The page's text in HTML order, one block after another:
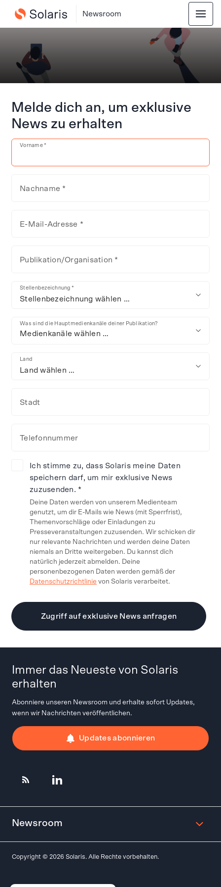
Newsroom
Melde dich an, um exklusive
News zu erhalten
Vorname *
Nachname *
E-Mail-Adresse *
Publikation/Organisation *
Stellenbezeichnung *
Stellenbezeichnung wählen …
Was sind die Hauptmedienkanäle deiner Publikation?
Medienkanäle wählen …
Land
Land wählen …
Stadt
Telefonnummer
Ich stimme zu, dass Solaris meine Daten
speichern darf, um mir exklusive News
zuzusenden. *
Deine Daten werden von unserem Medienteam
genutzt, um dir E-Mails wie News (mit Sperrfrist),
Themenvorschläge oder Einladungen zu
Presseveranstaltungen zuzusenden. Wir schicken dir
nur relevante Nachrichten und werden deine Daten
niemals an Dritte weitergeben. Du kannst dich
natürlich jederzeit abmelden. Deine
personenbezogenen Daten werden gemäß der
Datenschutzrichtlinie von Solaris verarbeitet.
Zugriff auf exklusive News anfragen
Immer das Neueste von Solaris
erhalten
Abonniere unseren Newsroom und erhalte sofort Updates,
wenn wir Nachrichten veröffentlichen.
Updates abonnieren
Newsroom
Copyright © 2026 Solaris. Alle Rechte vorbehalten.